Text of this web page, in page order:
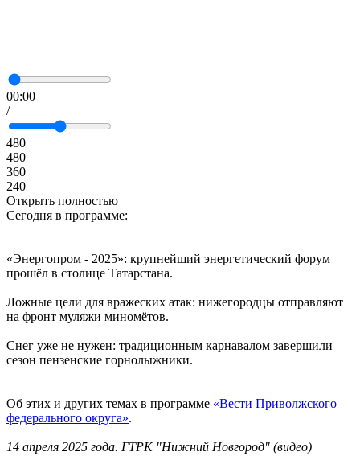
00:00
/
480
480
360
240
Открыть полностью
Сегодня в программе:
«Энергопром - 2025»: крупнейший энергетический форум
прошёл в столице Татарстана.
Ложные цели для вражеских атак: нижегородцы отправляют
на фронт муляжи миномётов.
Снег уже не нужен: традиционным карнавалом завершили
сезон пензенские горнолыжники.
Об этих и других темах в программе «Вести Приволжского
федерального округа».
14 апреля 2025 года. ГТРК "Нижний Новгород" (видео)